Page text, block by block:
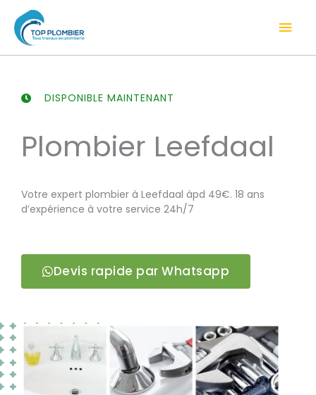
contenu
DISPONIBLE MAINTENANT
Plombier Leefdaal
Votre expert plombier à Leefdaal àpd 49€. 18 ans
d’expérience à votre service 24h/7
Devis rapide par Whatsapp